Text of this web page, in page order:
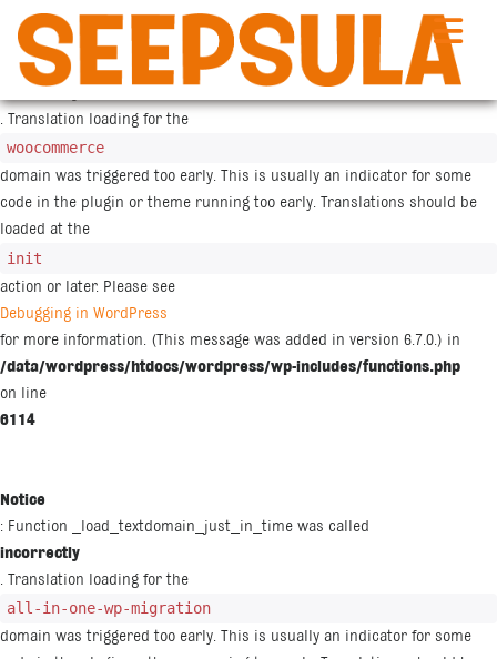
Notice
: Function _load_textdomain_just_in_time was called
. Translation loading for the
woocommerce
domain was triggered too early. This is usually an indicator for some
code in the plugin or theme running too early. Translations should be
loaded at the
init
action or later. Please see
Debugging in WordPress
for more information. (This message was added in version 6.7.0.) in
/data/wordpress/htdocs/wordpress/wp-includes/functions.php
on line
6114
Notice
: Function _load_textdomain_just_in_time was called
incorrectly
. Translation loading for the
all-in-one-wp-migration
domain was triggered too early. This is usually an indicator for some
Siirry
sisältöön